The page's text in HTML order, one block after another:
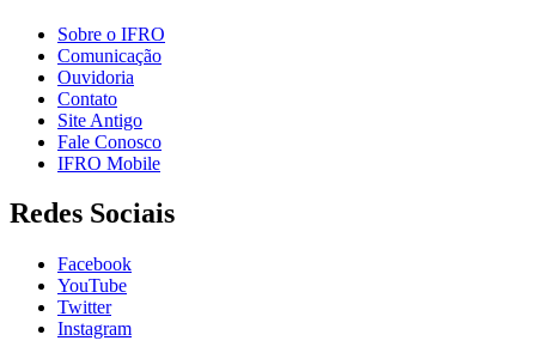
Sobre o IFRO
Comunicação
Ouvidoria
Contato
Site Antigo
Fale Conosco
IFRO Mobile
Redes Sociais
Facebook
YouTube
Twitter
Instagram